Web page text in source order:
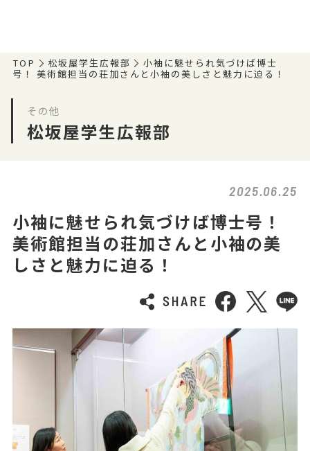
TOP 松坂屋学生広報部
小袖に魅せられ気づけば博士
号！ 美術館担当の荘加さんと小袖の美しさと魅力に迫る！
その他
松坂屋学生広報部
2025.06.25
小袖に魅せられ気づけば博士号！
美術館担当の荘加さんと小袖の美
しさと魅力に迫る！